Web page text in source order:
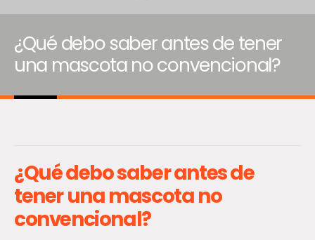
¿Qué debo saber antes de tener
una mascota no convencional?
¿Qué debo saber antes de
tener una mascota no
convencional?